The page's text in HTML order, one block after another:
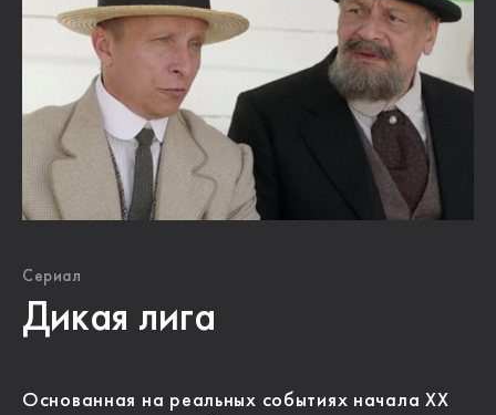
Сериал
Дикая лига
Основанная на реальных событиях начала XX